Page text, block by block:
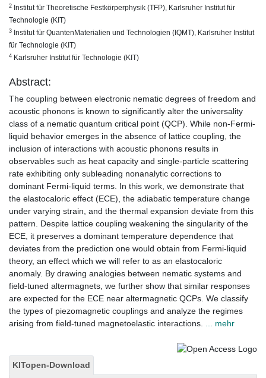
2 Institut für Theoretische Festkörperphysik (TFP), Karlsruher Institut für
Technologie (KIT)
3 Institut für QuantenMaterialien und Technologien (IQMT), Karlsruher Institut
für Technologie (KIT)
4 Karlsruher Institut für Technologie (KIT)
Abstract:
The coupling between electronic nematic degrees of freedom and
acoustic phonons is known to significantly alter the universality
class of a nematic quantum critical point (QCP). While non-Fermi-
liquid behavior emerges in the absence of lattice coupling, the
inclusion of interactions with acoustic phonons results in
observables such as heat capacity and single-particle scattering
rate exhibiting only subleading nonanalytic corrections to
dominant Fermi-liquid terms. In this work, we demonstrate that
the elastocaloric effect (ECE), the adiabatic temperature change
under varying strain, and the thermal expansion deviate from this
pattern. Despite lattice coupling weakening the singularity of the
ECE, it preserves a dominant temperature dependence that
deviates from the prediction one would obtain from Fermi-liquid
theory, an effect which we will refer to as an elastocaloric
anomaly. By drawing analogies between nematic systems and
field-tuned altermagnets, we further show that similar responses
are expected for the ECE near altermagnetic QCPs. We classify
the types of piezomagnetic couplings and analyze the regimes
arising from field-tuned magnetoelastic interactions.
... mehr
KITopen-Download